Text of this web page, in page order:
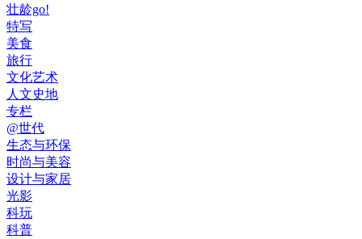
壮龄go!
特写
美食
旅行
文化艺术
人文史地
专栏
@世代
生态与环保
时尚与美容
设计与家居
光影
科玩
科普